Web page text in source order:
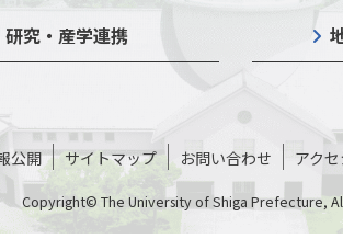
研究・産学連携
公開 サイトマップ お問い合わせ アク
Copyright© The University of Shiga Prefecture,